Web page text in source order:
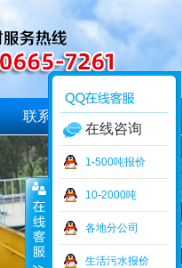
联系我们
在线咨询
1-500吨报价
10-2000吨
各地分公司
生活污水报价